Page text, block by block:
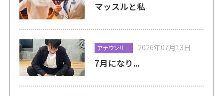
マッスルと私
アナウンサー 2026年07月13日
7月になり...